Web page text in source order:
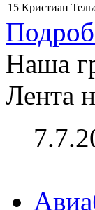
15 Кристиан
Наша
Лента